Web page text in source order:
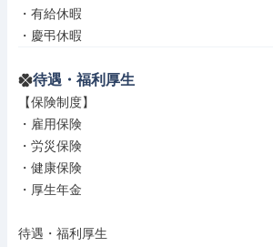
・有給休暇
・慶弔休暇
待遇・福利厚生
【保険制度】
・雇用保険
・労災保険
・健康保険
・厚生年金
待遇・福利厚生